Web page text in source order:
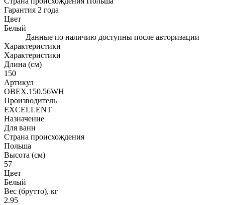
Гарантия 2 года
Цвет
Белый
Данные по наличию доступны после авторизации
Характеристики
Характеристики
Длина (см)
150
Артикул
OBEX.150.56WH
Производитель
EXCELLENT
Назначение
Для ванн
Страна происхождения
Польша
Высота (см)
57
Цвет
Белый
Вес (брутто), кг
2.95